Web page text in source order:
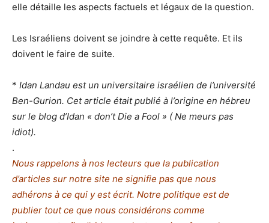
elle détaille les aspects factuels et légaux de la question.
Les Israéliens doivent se joindre à cette requête. Et ils
doivent le faire de suite.
* Idan Landau est un universitaire israélien de l’université
Ben-Gurion. Cet article était publié à l’origine en hébreu
sur le blog d’Idan « don’t Die a Fool » ( Ne meurs pas
idiot).
.
Nous rappelons à nos lecteurs que la publication
d’articles sur notre site ne signifie pas que nous
adhérons à ce qui y est écrit. Notre politique est de
publier tout ce que nous considérons comme